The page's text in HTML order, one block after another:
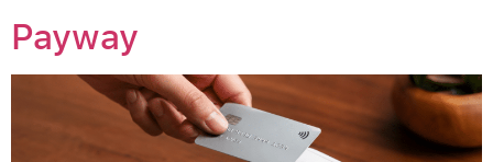
Payway